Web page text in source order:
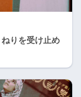
ねりを受け止め